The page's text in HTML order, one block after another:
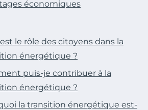
économiques
le rôle des citoyens dans la
énergétique ?
puis-je contribuer à la
énergétique ?
la transition énergétique est-